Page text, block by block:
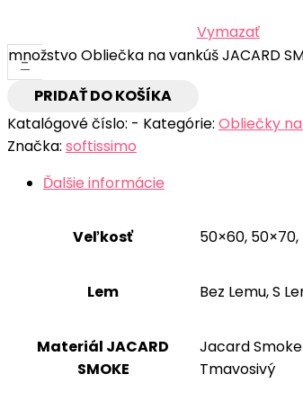
Vymazať
-
množstvo Obliečka na vankúš JACARD
PRIDAŤ DO KOŠÍKA
Katalógové číslo: - Kategórie: Obliečky
Značka: softissimo
Ďalšie informácie
Veľkosť 50×60,
Lem Bez Lemu, S
Materiál JACARD
SMOKE
Jacard
Tmavosivý